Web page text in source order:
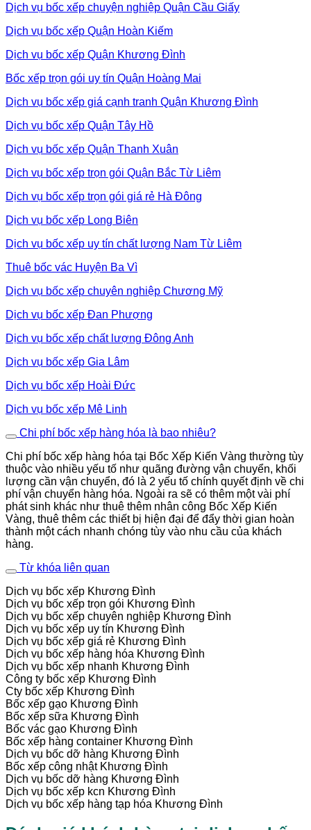
Dịch vụ bốc xếp chuyện nghiệp Quận Cầu Giấy
Dịch vụ bốc xếp Quận Hoàn Kiếm
Dịch vụ bốc xếp Quận Khương Đình
Bốc xếp trọn gói uy tín Quận Hoàng Mai
Dịch vụ bốc xếp giá cạnh tranh Quận Khương Đình
Dịch vụ bốc xếp Quận Tây Hồ
Dịch vụ bốc xếp Quận Thanh Xuân
Dịch vụ bốc xếp trọn gói Quận Bắc Từ Liêm
Dịch vụ bốc xếp trọn gói giá rẻ Hà Đông
Dịch vụ bốc xếp Long Biên
Dịch vụ bốc xếp uy tín chất lượng Nam Từ Liêm
Thuê bốc vác Huyện Ba Vì
Dịch vụ bốc xếp chuyên nghiệp Chương Mỹ
Dịch vụ bốc xếp Đan Phượng
Dịch vụ bốc xếp chất lượng Đông Anh
Dịch vụ bốc xếp Gia Lâm
Dịch vụ bốc xếp Hoài Đức
Dịch vụ bốc xếp Mê Linh
Chi phí bốc xếp hàng hóa là bao nhiêu?
Chi phí bốc xếp hàng hóa tại Bốc Xếp Kiến Vàng thường tùy
thuộc vào nhiều yếu tố như quãng đường vận chuyển, khối
lượng cần vận chuyển, đó là 2 yếu tố chính quyết định về chi
phí vận chuyển hàng hóa. Ngoài ra sẽ có thêm một vài phí
phát sinh khác như thuê thêm nhân công Bốc Xếp Kiến
Vàng, thuê thêm các thiết bị hiện đại để đẩy thời gian hoàn
thành một cách nhanh chóng tùy vào nhu cầu của khách
hàng.
Từ khóa liên quan
Dịch vụ bốc xếp Khương Đình
Dịch vụ bốc xếp trọn gói Khương Đình
Dịch vụ bốc xếp chuyên nghiệp Khương Đình
Dịch vụ bốc xếp uy tín Khương Đình
Dịch vụ bốc xếp giá rẻ Khương Đình
Dịch vụ bốc xếp hàng hóa Khương Đình
Dịch vụ bốc xếp nhanh Khương Đình
Công ty bốc xếp Khương Đình
Cty bốc xếp Khương Đình
Bốc xếp gạo Khương Đình
Bốc xếp sữa Khương Đình
Bốc vác gạo Khương Đình
Bốc xếp hàng container Khương Đình
Dịch vụ bốc dỡ hàng Khương Đình
Bốc xếp công nhật Khương Đình
Dịch vụ bốc dỡ hàng Khương Đình
Dịch vụ bốc xếp kcn Khương Đình
Dịch vụ bốc xếp hàng tạp hóa Khương Đình